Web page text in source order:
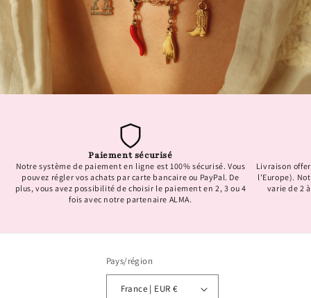
Paiement sécurisé
Notre système de paiement en ligne est 100% sécurisé. Vous
pouvez régler vos achats par carte bancaire ou PayPal. De
plus, vous avez possibilité de choisir le paiement en 2, 3 ou 4
fois avec notre partenaire ALMA.
Livraison
l'Europe).
varie de 2
Pays/région
France | EUR €